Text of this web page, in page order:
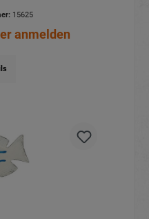
15625
anmelden